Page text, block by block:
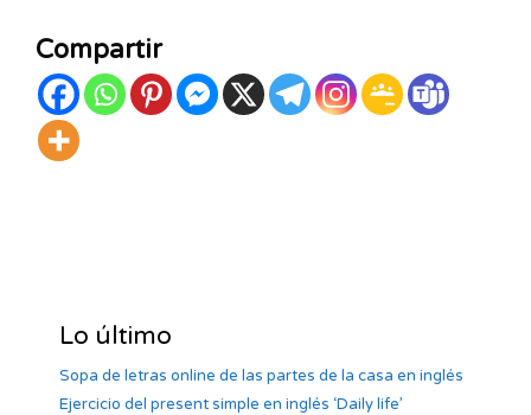
Compartir
Lo último
Sopa de letras online de las partes de la casa en inglés
Ejercicio del present simple en inglés ‘Daily life’